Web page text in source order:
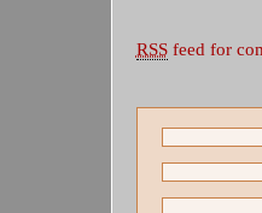
RSSfeed for